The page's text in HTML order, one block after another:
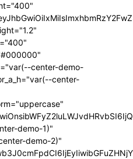
center-demo-
center-
demo-1)"
demo-2)"